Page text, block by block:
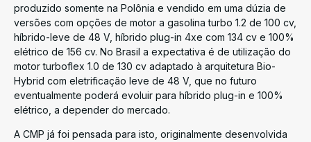
produzido somente na Polônia e vendido em uma dúzia de
versões com opções de motor a gasolina turbo 1.2 de 100 cv,
híbrido-leve de 48 V, híbrido plug-in 4xe com 134 cv e 100%
elétrico de 156 cv. No Brasil a expectativa é de utilização do
motor turboflex 1.0 de 130 cv adaptado à arquitetura Bio-
Hybrid com eletrificação leve de 48 V, que no futuro
eventualmente poderá evoluir para híbrido plug-in e 100%
elétrico, a depender do mercado.
A CMP já foi pensada para isto, originalmente desenvolvida